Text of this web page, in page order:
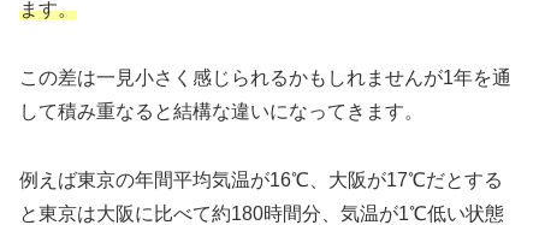
ます。
この差は一見小さく感じられるかもしれませんが1年を通
して積み重なると結構な違いになってきます。
例えば東京の年間平均気温が16℃、大阪が17℃だとする
と東京は大阪に比べて約180時間分、気温が1℃低い状態